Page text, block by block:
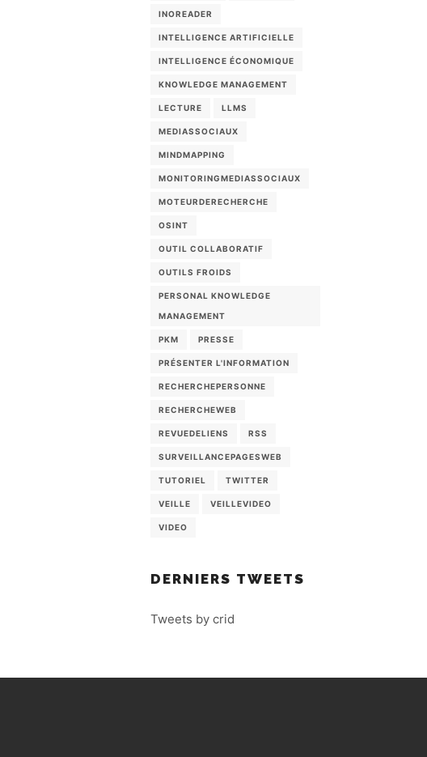
INOREADER
INTELLIGENCE ARTIFICIELLE
INTELLIGENCE ÉCONOMIQUE
KNOWLEDGE MANAGEMENT
LECTURE LLMS
MEDIASSOCIAUX
MINDMAPPING
MONITORINGMEDIASSOCIAUX
MOTEURDERECHERCHE
OSINT
OUTIL COLLABORATIF
OUTILS FROIDS
PERSONAL KNOWLEDGE
MANAGEMENT
PKM PRESSE
PRÉSENTER L'INFORMATION
RECHERCHEPERSONNE
RECHERCHEWEB
REVUEDELIENS RSS
SURVEILLANCEPAGESWEB
TUTORIEL TWITTER
VEILLE VEILLEVIDEO
VIDEO
DERNIERS TWEETS
Tweets by crid